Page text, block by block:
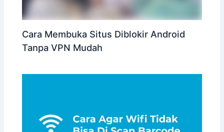
Cara Membuka Situs Diblokir Android
Tanpa VPN Mudah